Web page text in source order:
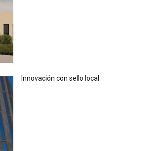
Innovación con sello local